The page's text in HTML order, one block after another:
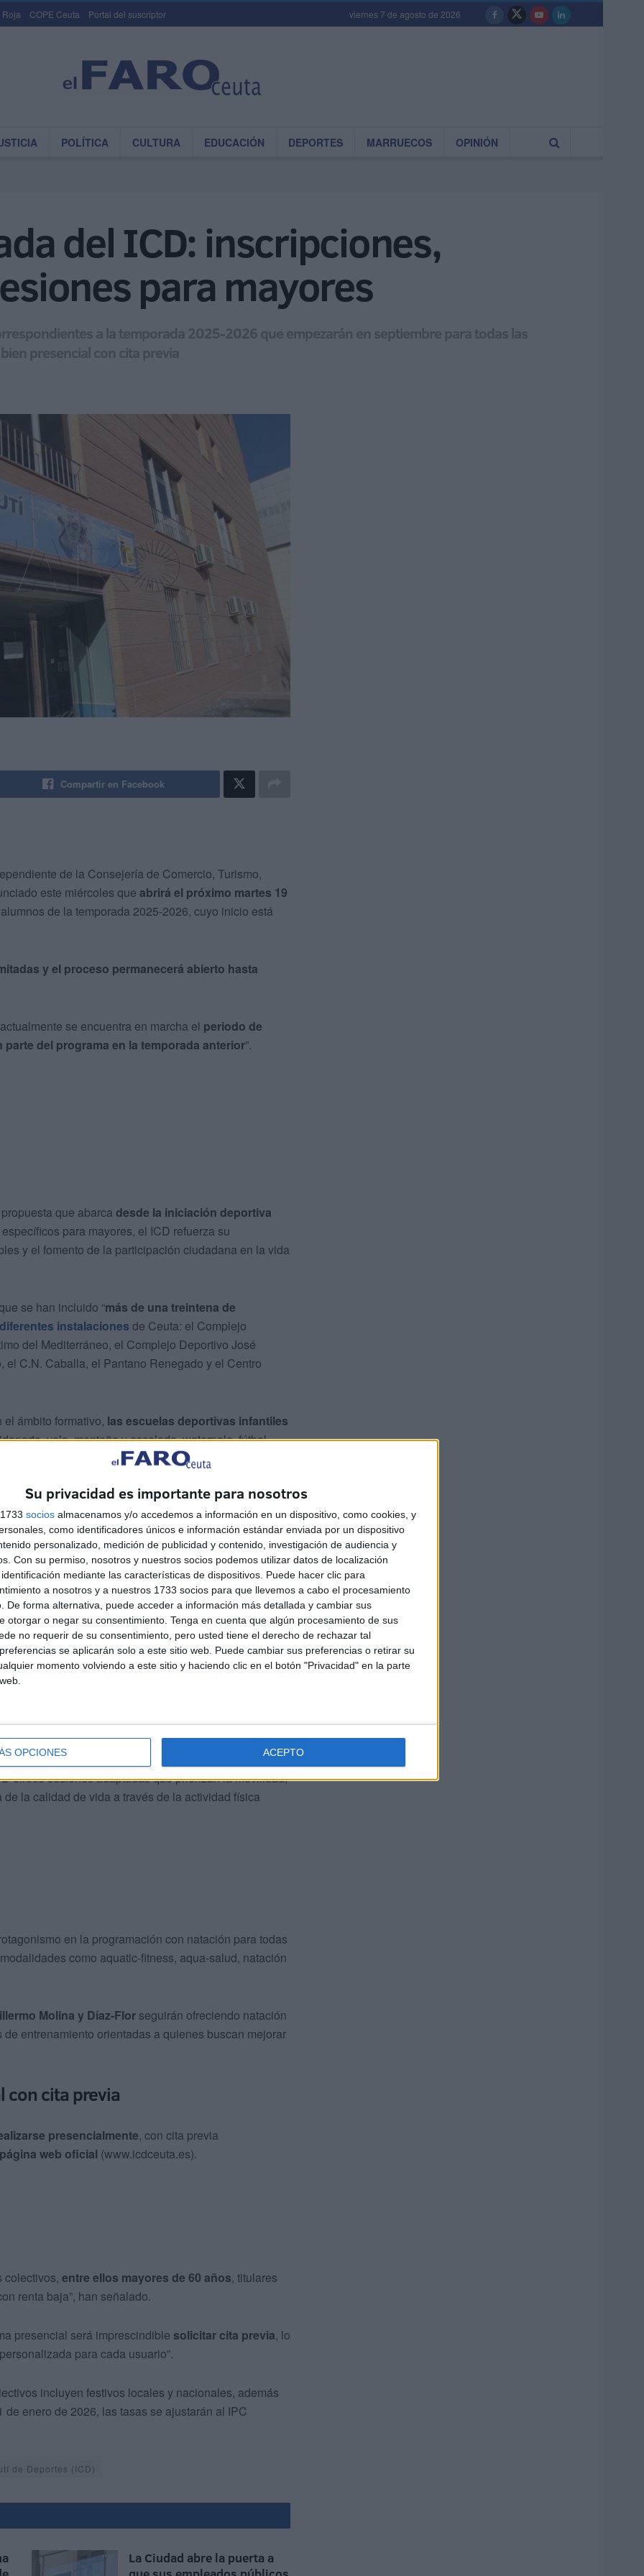
Su privacidad es importante para nosotros
socios almacenamos y/o accedemos a información en un dispositivo, como cookies, y
como identificadores únicos e información estándar enviada por un dispositivo
personalizado, medición de publicidad y contenido, investigación de audiencia y
Con su permiso, nosotros y nuestros socios podemos utilizar datos de localización
mediante las características de dispositivos. Puede hacer clic para
a nosotros y a nuestros 1733 socios para que llevemos a cabo el procesamiento
De forma alternativa, puede acceder a información más detallada y cambiar sus
otorgar o negar su consentimiento. Tenga en cuenta que algún procesamiento de sus
no requerir de su consentimiento, pero usted tiene el derecho de rechazar tal
se aplicarán solo a este sitio web. Puede cambiar sus preferencias o retirar su
momento volviendo a este sitio y haciendo clic en el botón "Privacidad" en la parte
OPCIONES ACEPTO
Roja COPE Ceuta Portal del suscriptor viernes 7 de agosto de 2026
POLÍTICA CULTURA EDUCACIÓN DEPORTES MARRUECOS OPINIÓN
del ICD: inscripciones,
para mayores
a la temporada 2025-2026 que empezarán en septiembre para todas las
presencial con cita previa
Compartir en Facebook
de la Consejería de Comercio, Turismo,
este miércoles que abrirá el próximo martes 19
de la temporada 2025-2026, cuyo inicio está
y el proceso permanecerá abierto hasta
se encuentra en marcha el periodo de
del programa en la temporada anterior”.
propuesta que abarca desde la iniciación deportiva
para mayores, el ICD refuerza su
y el fomento de la participación ciudadana en la vida
se han incluido “más de una treintena de
diferentes instalaciones de Ceuta: el Complejo
del Mediterráneo, el Complejo Deportivo José
C.N. Caballa, el Pantano Renegado y el Centro
ámbito formativo, las escuelas deportivas infantiles
vela, montaña y escalada, waterpolo, fútbol,
pádel, kárate, equitación y atletismo”.
cuentan congrupos adaptados por edad y nivel,
de habilidades técnicas y el trabajo en equipo”.
que este “incorpora entrenamientos de
cardio-box, tonificación, actividades de
físico, además de disciplinas como equitación,
de G.A.P. stretching.”
ofrece sesiones adaptadas que priorizan la movilidad,
la calidad de vida a través de la actividad física
en la programación con natación para todas
como aquatic-fitness, aqua-salud, natación
Molina y Díaz-Flor seguirán ofreciendo natación
entrenamiento orientadas a quienes buscan mejorar
con cita previa
presencialmente, con cita previa
web oficial (www.icdceuta.es).
colectivos, entre ellos mayores de 60 años, titulares
renta baja”, han señalado.
presencial será imprescindible solicitar cita previa, lo
para cada usuario”.
incluyen festivos locales y nacionales, además
enero de 2026, las tasas se ajustarán al IPC
de Deportes (ICD)
La Ciudad abre la puerta a